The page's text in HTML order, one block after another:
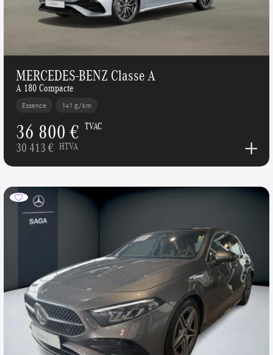
MERCEDES-BENZ Classe A
A 180 Compacte
Essence 141 g/km
36 800 € TVAC
30 413 € HTVA